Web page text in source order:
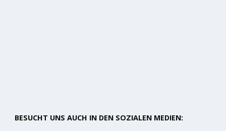
BESUCHT UNS AUCH IN DEN SOZIALEN MEDIEN: